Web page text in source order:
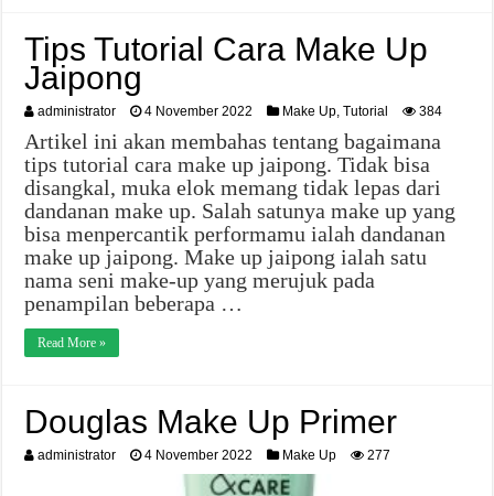
Tips Tutorial Cara Make Up
Jaipong
administrator 4 November 2022 Make Up,Tutorial 384
Artikel ini akan membahas tentang bagaimana
tips tutorial cara make up jaipong. Tidak bisa
disangkal, muka elok memang tidak lepas dari
dandanan make up. Salah satunya make up yang
bisa menpercantik performamu ialah dandanan
make up jaipong. Make up jaipong ialah satu
nama seni make-up yang merujuk pada
penampilan beberapa …
Read More »
Douglas Make Up Primer
administrator 4 November 2022 Make Up 277